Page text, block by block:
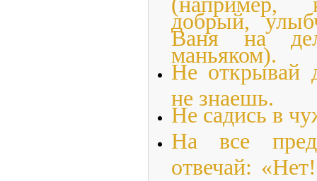
добрый,
Ваня на
маньяком).
Не открывай
не знаешь.
Не садись в
На все
отвечай: